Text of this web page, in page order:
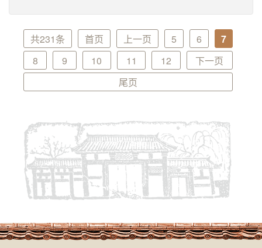
味运动会荣获佳绩
共231条 首页 上一页 5 6
7
8
9 10 11 12
下一页
尾页